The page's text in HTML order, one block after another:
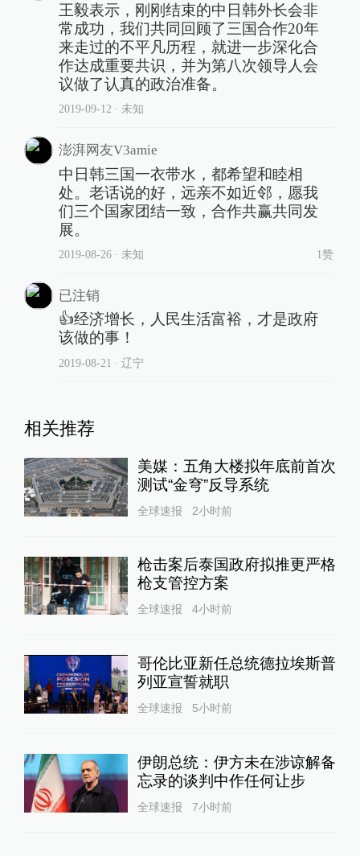
王毅表示，刚刚结束的中日韩外长会非
常成功，我们共同回顾了三国合作20年
来走过的不平凡历程，就进一步深化合
作达成重要共识，并为第八次领导人会
议做了认真的政治准备。
2019-09-12 ∙ 未知
澎湃网友V3amie
中日韩三国一衣带水，都希望和睦相
处。老话说的好，远亲不如近邻，愿我
们三个国家团结一致，合作共赢共同发
展。
2019-08-26∙ 未知 1赞
已注销
👍经济增长，人民生活富裕，才是政府
该做的事！
2019-08-21 ∙ 辽宁
相关推荐
美媒：五角大楼拟年底前首次
测试“金穹”反导系统
全球速报 2小时前
枪击案后泰国政府拟推更严格
枪支管控方案
全球速报 4小时前
哥伦比亚新任总统德拉埃斯普
列亚宣誓就职
全球速报 5小时前
伊朗总统：伊方未在涉谅解备
忘录的谈判中作任何让步
全球速报 7小时前